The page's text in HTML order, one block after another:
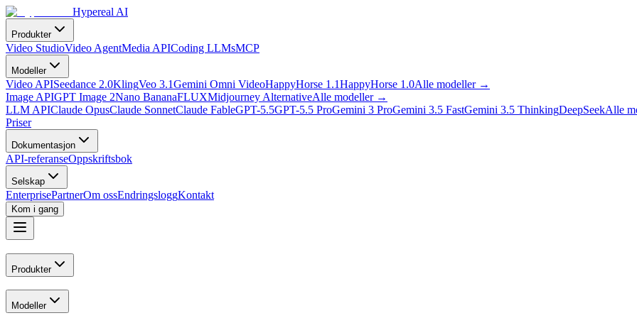
Hypereal AI
Produkter
Video StudioVideo AgentMedia APICoding LLMsMCP
Modeller
Video APISeedance 2.0KlingVeo 3.1Gemini Omni VideoHappyHorse 1.1HappyHorse 1.0Alle modeller→
Image APIGPT Image 2Nano BananaFLUXMidjourney AlternativeAlle modeller→
LLM APIClaude OpusClaude SonnetClaude FableGPT-5.5GPT-5.5 ProGemini 3 ProGemini 3.5 FastGemini 3.5 ThinkingDeepSeekAlle
Priser
Dokumentasjon
API-referanseOppskriftsbok
Selskap
EnterprisePartnerOm ossEndringsloggKontakt
Kom i gang
Produkter
Modeller